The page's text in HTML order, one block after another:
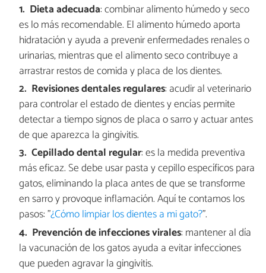
Dieta adecuada: combinar alimento húmedo y seco
es lo más recomendable. El alimento húmedo aporta
hidratación y ayuda a prevenir enfermedades renales o
urinarias, mientras que el alimento seco contribuye a
arrastrar restos de comida y placa de los dientes.
Revisiones dentales regulares: acudir al veterinario
para controlar el estado de dientes y encías permite
detectar a tiempo signos de placa o sarro y actuar antes
de que aparezca la gingivitis.
Cepillado dental regular: es la medida preventiva
más eficaz. Se debe usar pasta y cepillo específicos para
gatos, eliminando la placa antes de que se transforme
en sarro y provoque inflamación. Aquí te contamos los
pasos: "¿Cómo limpiar los dientes a mi gato?".
Prevención de infecciones virales: mantener al día
la vacunación de los gatos ayuda a evitar infecciones
que pueden agravar la gingivitis.